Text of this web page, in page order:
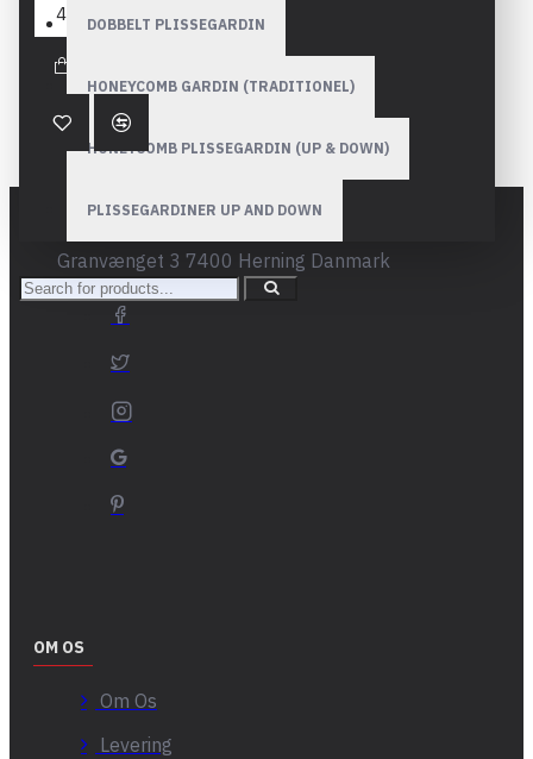
DOBBELT PLISSEGARDIN
HONEYCOMB GARDIN (TRADITIONEL)
HONEYCOMB PLISSEGARDIN (UP & DOWN)
PLISSEGARDINER UP AND DOWN
477,90DKK
Granvænget 3 7400 Herning Danmark
OM OS
Om Os
Levering